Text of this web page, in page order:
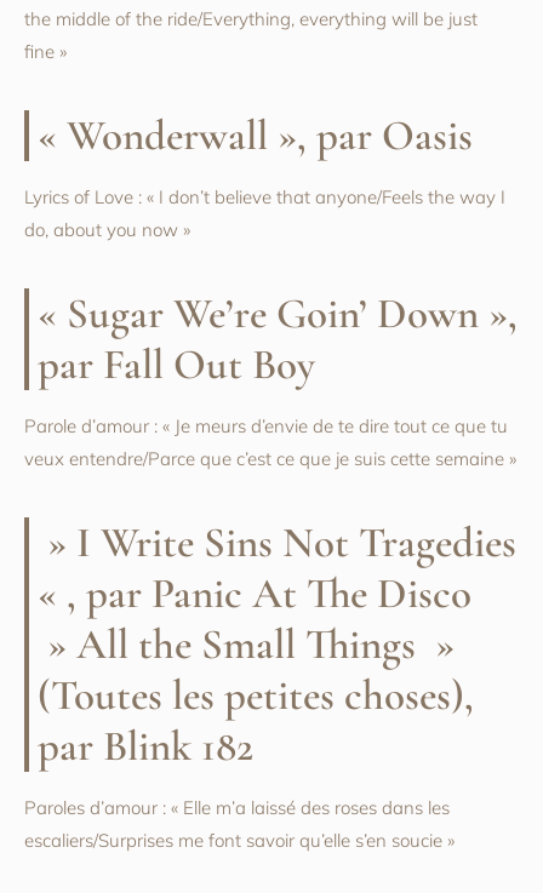
the middle of the ride/Everything, everything will be just
fine »
« Wonderwall », par Oasis
Lyrics of Love : « I don’t believe that anyone/Feels the way I
do, about you now »
« Sugar We’re Goin’ Down »,
par Fall Out Boy
Parole d’amour : « Je meurs d’envie de te dire tout ce que tu
veux entendre/Parce que c’est ce que je suis cette semaine »
» I Write Sins Not Tragedies
« , par Panic At The Disco
» All the Small Things »
(Toutes les petites choses),
par Blink 182
Paroles d’amour : « Elle m’a laissé des roses dans les
escaliers/Surprises me font savoir qu’elle s’en soucie »